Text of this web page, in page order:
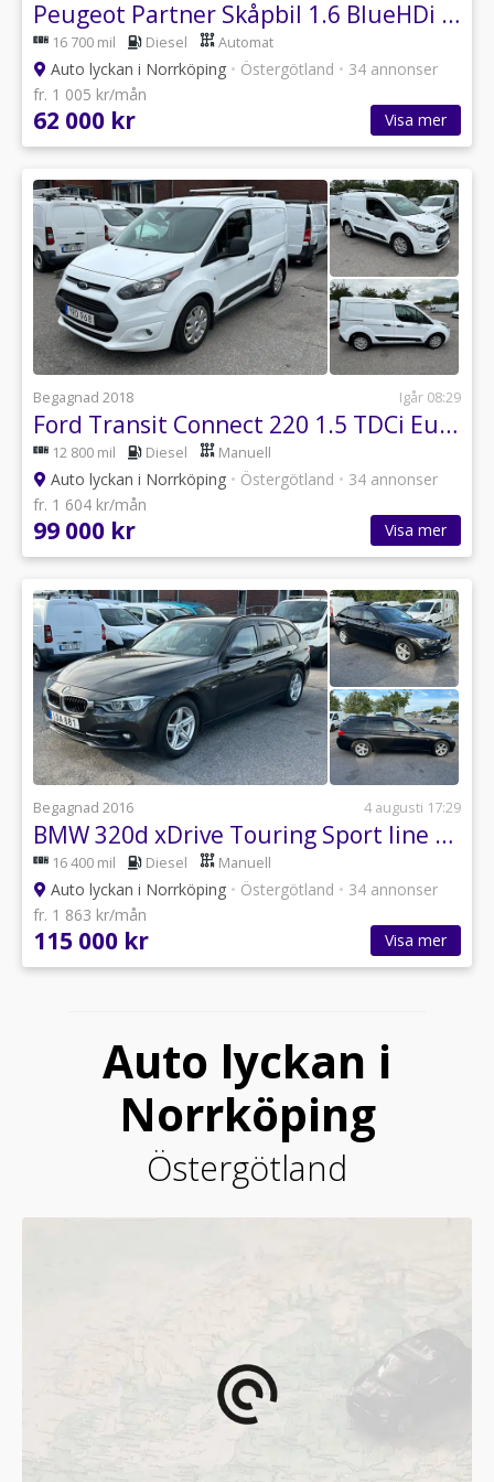
Peugeot Partner Skåpbil 1.6 BlueHDi EGS Euro 6 / Moms / Leasebar
16 700 mil Diesel Automat
Auto lyckan i Norrköping • Östergötland • 34 annonser
fr. 1 005 kr/mån
62 000 kr Visa mer
Begagnad 2018 Igår 08:29
Ford Transit Connect 220 1.5 TDCi Euro 6
12 800 mil Diesel Manuell
Auto lyckan i Norrköping • Östergötland • 34 annonser
fr. 1 604 kr/mån
99 000 kr Visa mer
Begagnad 2016 4 augusti 17:29
BMW 320d xDrive Touring Sport line Euro 6
16 400 mil Diesel Manuell
Auto lyckan i Norrköping • Östergötland • 34 annonser
fr. 1 863 kr/mån
115 000 kr Visa mer
Auto lyckan i
Norrköping
Östergötland